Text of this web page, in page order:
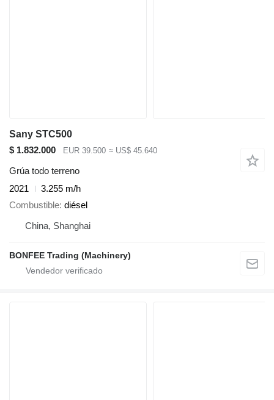
Sany STC500
$ 1.832.000
EUR 39.500 ≈ US$ 45.640
Grúa todo terreno
2021
3.255 m/h
Combustible diésel
China, Shanghai
BONFEE Trading (Machinery)